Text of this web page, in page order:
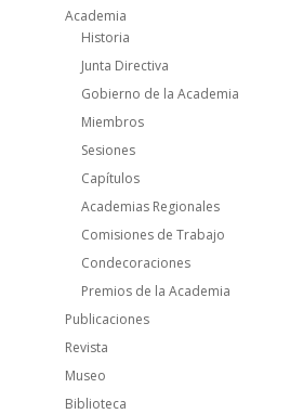
Academia
Historia
Junta Directiva
Gobierno de la Academia
Miembros
Sesiones
Capítulos
Academias Regionales
Comisiones de Trabajo
Condecoraciones
Premios de la Academia
Publicaciones
Revista
Museo
Biblioteca